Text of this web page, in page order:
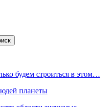
будем строиться в этом…
планеты